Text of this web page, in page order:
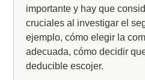
importante y hay que
cruciales al investigar el
ejemplo, cómo elegir la
adecuada, cómo decidir
deducible escojer.